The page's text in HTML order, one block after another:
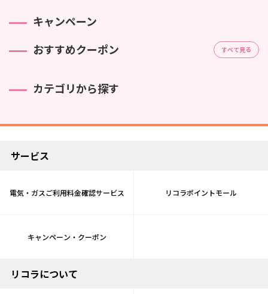
キャンペーン
おすすめクーポン
すべて見る
カテゴリから探す
サービス
電気・ガスご利用料金確認サービス リコラポイントモール
キャンペーン・クーポン
リコラについて